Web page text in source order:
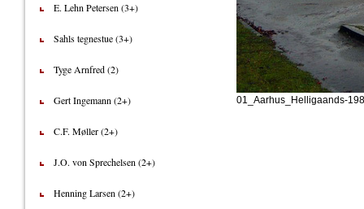
E. Lehn Petersen (3+)
Sahls tegnestue (3+)
Tyge Arnfred (2)
Gert Ingemann (2+)
C.F. Møller (2+)
J.O. von Sprechelsen (2+)
Henning Larsen (2+)
01_Aarhus_Helligaands-